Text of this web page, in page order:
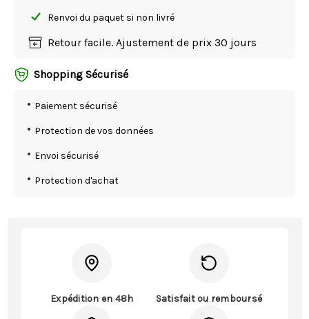
Renvoi du paquet si non livré
Retour facile. Ajustement de prix 30 jours
Shopping Sécurisé
Paiement sécurisé
Protection de vos données
Envoi sécurisé
Protection d'achat
Expédition en 48h Satisfait ou remboursé